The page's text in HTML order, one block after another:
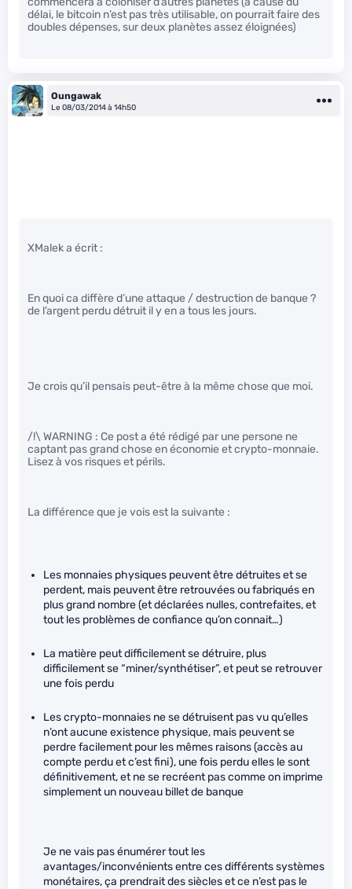
délai, le bitcoin n’est pas très utilisable, on pourrait faire des
doubles dépenses, sur deux planètes assez éloignées)
Oungawak
Le 08/03/2014 à 14h50
XMalek a écrit :
En quoi ca diffère d’une attaque / destruction de banque ?
de l’argent perdu détruit il y en a tous les jours.
Je crois qu’il pensais peut-être à la même chose que moi.
/!\ WARNING : Ce post a été rédigé par une persone ne
captant pas grand chose en économie et crypto-monnaie.
Lisez à vos risques et périls.
La différence que je vois est la suivante :
Les monnaies physiques peuvent être détruites et se
perdent, mais peuvent être retrouvées ou fabriqués en
plus grand nombre (et déclarées nulles, contrefaites, et
tout les problèmes de confiance qu’on connait…)
La matière peut difficilement se détruire, plus
difficilement se “miner/synthétiser”, et peut se retrouver
une fois perdu
Les crypto-monnaies ne se détruisent pas vu qu’elles
n’ont aucune existence physique, mais peuvent se
perdre facilement pour les mêmes raisons (accès au
compte perdu et c’est fini), une fois perdu elles le sont
définitivement, et ne se recréent pas comme on imprime
simplement un nouveau billet de banque
Je ne vais pas énumérer tout les
avantages/inconvénients entre ces différents systèmes
monétaires, ça prendrait des siècles et ce n’est pas le